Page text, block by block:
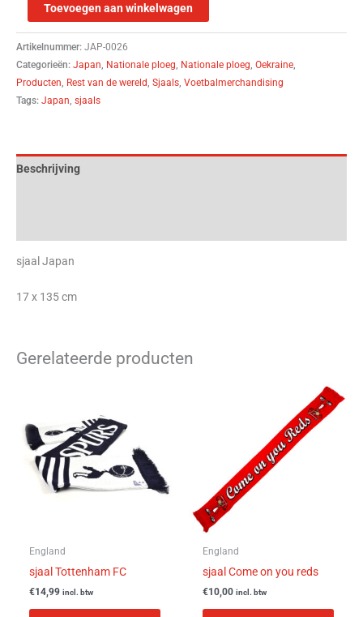
Toevoegen aan winkelwagen
Artikelnummer: JAP-0026
Categorieën: Japan, Nationale ploeg, Nationale ploeg, Oekraine,
Producten, Rest van de wereld, Sjaals, Voetbalmerchandising
Tags: Japan, sjaals
Beschrijving
sjaal Japan
17 x 135 cm
Gerelateerde producten
England
sjaal Tottenham FC
€14,99 incl. btw
England
sjaal Come on you reds
€10,00 incl. btw